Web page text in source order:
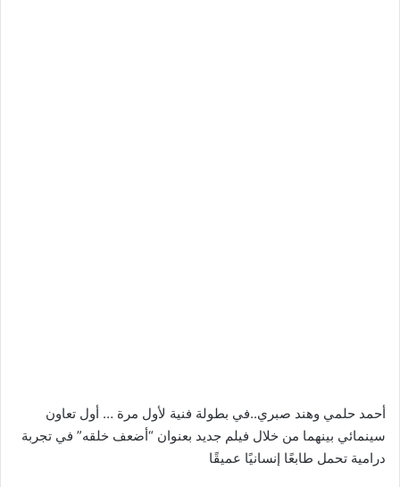
أحمد حلمي وهند صبري..في بطولة فنية لأول مرة … أول تعاون
سينمائي بينهما من خلال فيلم جديد بعنوان “أضعف خلقه” في تجربة
درامية تحمل طابعًا إنسانيًا عميقًا